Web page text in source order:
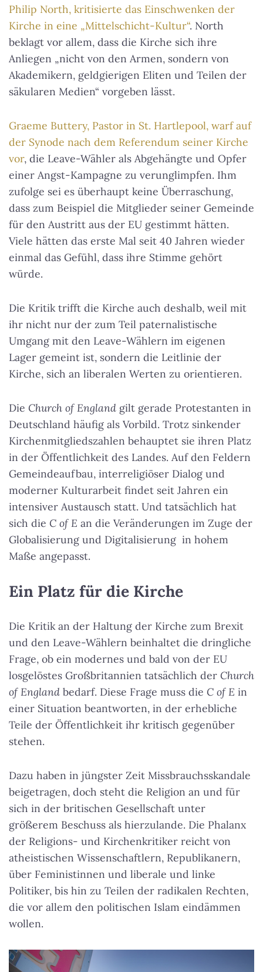
Philip North, kritisierte das Einschwenken der
Kirche in eine „Mittelschicht-Kultur“. North
beklagt vor allem, dass die Kirche sich ihre
Anliegen „nicht von den Armen, sondern von
Akademikern, geldgierigen Eliten und Teilen der
säkularen Medien“ vorgeben lässt.
Graeme Buttery, Pastor in St. Hartlepool, warf auf
der Synode nach dem Referendum seiner Kirche
vor, die Leave-Wähler als Abgehängte und Opfer
einer Angst-Kampagne zu verunglimpfen. Ihm
zufolge sei es überhaupt keine Überraschung,
dass zum Beispiel die Mitglieder seiner Gemeinde
für den Austritt aus der EU gestimmt hätten.
Viele hätten das erste Mal seit 40 Jahren wieder
einmal das Gefühl, dass ihre Stimme gehört
würde.
Die Kritik trifft die Kirche auch deshalb, weil mit
ihr nicht nur der zum Teil paternalistische
Umgang mit den Leave-Wählern im eigenen
Lager gemeint ist, sondern die Leitlinie der
Kirche, sich an liberalen Werten zu orientieren.
Die Church of England gilt gerade Protestanten in
Deutschland häufig als Vorbild. Trotz sinkender
Kirchenmitgliedszahlen behauptet sie ihren Platz
in der Öffentlichkeit des Landes. Auf den Feldern
Gemeindeaufbau, interreligiöser Dialog und
moderner Kulturarbeit findet seit Jahren ein
intensiver Austausch statt. Und tatsächlich hat
sich die C of E an die Veränderungen im Zuge der
Globalisierung und Digitalisierung in hohem
Maße angepasst.
Ein Platz für die Kirche
Die Kritik an der Haltung der Kirche zum Brexit
und den Leave-Wählern beinhaltet die dringliche
Frage, ob ein modernes und bald von der EU
losgelöstes Großbritannien tatsächlich der Church
of England bedarf. Diese Frage muss die C of E in
einer Situation beantworten, in der erhebliche
Teile der Öffentlichkeit ihr kritisch gegenüber
stehen.
Dazu haben in jüngster Zeit Missbrauchsskandale
beigetragen, doch steht die Religion an und für
sich in der britischen Gesellschaft unter
größerem Beschuss als hierzulande. Die Phalanx
der Religions- und Kirchenkritiker reicht von
atheistischen Wissenschaftlern, Republikanern,
über Feministinnen und liberale und linke
Politiker, bis hin zu Teilen der radikalen Rechten,
die vor allem den politischen Islam eindämmen
wollen.